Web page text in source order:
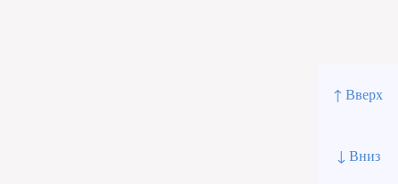
↑ Вверх
↓ Вниз